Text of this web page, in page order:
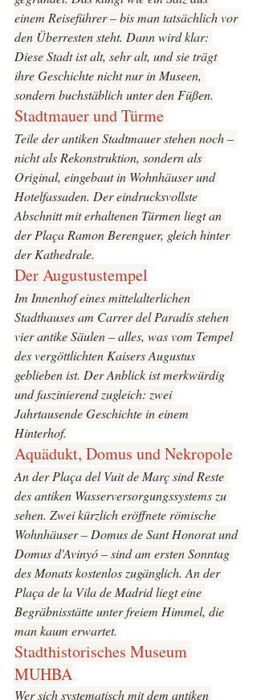
einem Reiseführer – bis man tatsächlich vor
den Überresten steht. Dann wird klar:
Diese Stadt ist alt, sehr alt, und sie trägt
ihre Geschichte nicht nur in Museen,
sondern buchstäblich unter den Füßen.
Stadtmauer und Türme
Teile der antiken Stadtmauer stehen noch –
nicht als Rekonstruktion, sondern als
Original, eingebaut in Wohnhäuser und
Hotelfassaden. Der eindrucksvollste
Abschnitt mit erhaltenen Türmen liegt an
der Plaça Ramon Berenguer, gleich hinter
der Kathedrale.
Der Augustustempel
Im Innenhof eines mittelalterlichen
Stadthauses am Carrer del Paradís stehen
vier antike Säulen – alles, was vom Tempel
des vergöttlichten Kaisers Augustus
geblieben ist. Der Anblick ist merkwürdig
und faszinierend zugleich: zwei
Jahrtausende Geschichte in einem
Hinterhof.
Aquädukt, Domus und Nekropole
An der Plaça del Vuit de Març sind Reste
des antiken Wasserversorgungssystems zu
sehen. Zwei kürzlich eröffnete römische
Wohnhäuser – Domus de Sant Honorat und
Domus d'Avinyó – sind am ersten Sonntag
des Monats kostenlos zugänglich. An der
Plaça de la Vila de Madrid liegt eine
Begräbnisstätte unter freiem Himmel, die
man kaum erwartet.
Stadthistorisches Museum
MUHBA
Wer sich systematisch mit dem antiken